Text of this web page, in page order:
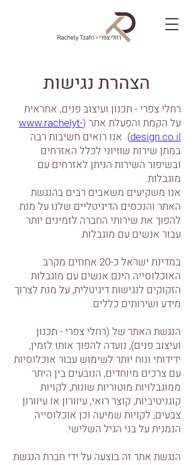
הצהרת נגישות
רחלי צפרי - תכנון ועיצוב פנים, אחראית
על הקמת והפעלת אתר (www.rachelyt-
design.co.il). אנו רואים חשיבות רבה
במתן שירות שוויוני לכלל האזרחים
ובשיפור השירות הניתן לאזרחים עם
מוגבלות.
אנו משקיעים משאבים רבים בהנגשת
האתר והנכסים הדיגיטליים שלנו על מנת
להפוך את שירותי החברה לזמינים יותר
עבור אנשים עם מוגבלות.
במדינת ישראל כ-20 אחוזים מקרב
האוכלוסייה הינם אנשים עם מוגבלות
הזקוקים לנגישות דיגיטלית, על מנת לצרוך
מידע ושירותים כללים.
הנגשת האתר של (רחלי צפרי - תכנון
ועיצוב פנים), נועדה להפוך אותו לזמין,
ידידותי ונוח יותר לשימוש עבור אוכלוסיות
עם צרכים מיוחדים, הנובעים בין היתר
ממוגבלויות מוטוריות שונות, לקויות
קוגניטיביות, קוצר רואי, עיוורון או עיוורון
צבעים, לקויות שמיעה וכן אוכלוסייה
הנמנית על בני הגיל השלישי.
הנגשת אתר זה בוצעה על ידי חברת הנגשת